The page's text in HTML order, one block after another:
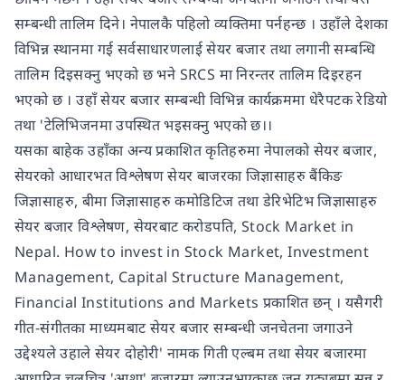
सम्बन्धी तालिम दिने। नेपालकै पहिलो व्यक्तिमा पर्नहन्छ । उहाँले देशका
विभिन्न स्थानमा गई सर्वसाधारणलाई सेयर बजार तथा लगानी सम्बन्धि
तालिम दिइसक्नु भएको छ भने SRCS मा निरन्तर तालिम दिइरहन
भएको छ । उहाँ सेयर बजार सम्बन्धी विभिन्न कार्यक्रममा धेरैपटक रेडियो
तथा 'टेलिभिजनमा उपस्थित भइसक्नु भएको छ।।
यसका बाहेक उहाँका अन्य प्रकाशित कृतिहरुमा नेपालको सेयर बजार,
सेयरको आधारभत विश्लेषण सेयर बाजरका जिज्ञासाहरु बैंकिङ
जिज्ञासाहरु, बीमा जिज्ञासाहरु कमोडिटिज तथा डेरिभेटिभ जिज्ञासाहरु
सेयर बजार विश्लेषण, सेयरबाट करोडपति, Stock Market in
Nepal. How to invest in Stock Market, Investment
Management, Capital Structure Management,
Financial Institutions and Markets प्रकाशित छन् । यसैगरी
गीत-संगीतका माध्यमबाट सेयर बजार सम्बन्धी जनचेतना जगाउने
उद्देश्यले उहाले सेयर दोहोरी' नामक गिती एल्बम तथा सेयर बजारमा